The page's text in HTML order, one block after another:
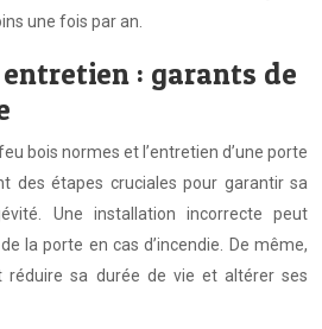
une fois par an.
: garants de
bois normes et l’entretien d’une porte
des étapes cruciales pour garantir sa
Une installation incorrecte peut
la porte en cas d’incendie. De même,
réduire sa durée de vie et altérer ses